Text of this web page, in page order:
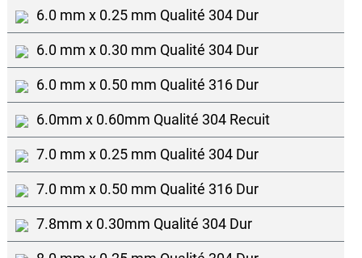
6.0 mm x 0.25 mm Qualité 304 Dur
6.0 mm x 0.30 mm Qualité 304 Dur
6.0 mm x 0.50 mm Qualité 316 Dur
6.0mm x 0.60mm Qualité 304 Recuit
7.0 mm x 0.25 mm Qualité 304 Dur
7.0 mm x 0.50 mm Qualité 316 Dur
7.8mm x 0.30mm Qualité 304 Dur